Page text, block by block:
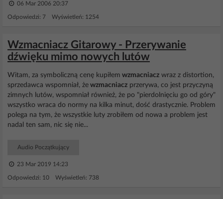
06 Mar 2006 20:37
Odpowiedzi: 7 Wyświetleń: 1254
Wzmacniacz Gitarowy - Przerywanie
dźwięku mimo nowych lutów
Witam, za symboliczną cenę kupiłem wzmacniacz wraz z distortion,
sprzedawca wspomniał, że wzmacniacz przerywa, co jest przyczyną
zimnych lutów, wspomniał również, że po "pierdolnięciu go od góry"
wszystko wraca do normy na kilka minut, dość drastycznie. Problem
polega na tym, że wszystkie luty zrobiłem od nowa a problem jest
nadal ten sam, nic się nie...
Audio Początkujący
23 Mar 2019 14:23
Odpowiedzi: 10 Wyświetleń: 738